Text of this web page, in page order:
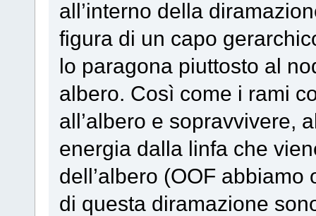
all’interno della
figura di un capo
lo paragona piuttosto al
albero. Così come i rami
all’albero e sopravvivere,
energia dalla linfa che
dell’albero (OOF
di questa diramazione